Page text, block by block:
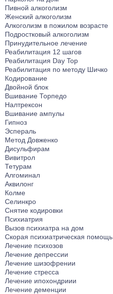
Лечение от
Лечение от Эфедрина
Лечение от Трамадола
Лечение от Метадона
Лечение наркомании
Лечение от Габапентина
Наркологический
Ресоциализация
Кодирование на 1 год
Компьютерное
Лечение мании
Лечение СДВГ
Лечение социопатии
Лечениедетских неврозов
Лечение булимии
Лечение клаустрофобии
Лечение сонливости
Лечение аутизма
Лечение игромании
Лечение паранойи
Лечение ОКР
Лечение созависимости
Лечение апатии
Лечение зависимости от
Лечение клептомании
Лечение послеродовой
Лечение социофобии
Лечение астении
Лечение истерических
Лечение ПРЛ
Пивной алкоголизм
Женский алкоголизм
Алкоголизм в пожилом возрасте
Подростковый алкоголизм
Принудительное лечение
Реабилитация 12 шагов
Реабилитация Day Top
Реабилитация по методу Шичко
Кодирование
Двойной блок
Вшивание Торпедо
Налтрексон
Вшивание ампулы
Гипноз
Эспераль
Метод Довженко
Дисульфирам
Вивитрол
Тетурам
Алгоминал
Аквилонг
Колме
Селинкро
Снятие кодировки
Психиатрия
Вызов психиатра на дом
Скорая психиатрическая помощь
Лечение психозов
Лечение депрессии
Лечение шизофрении
Лечение стресса
Лечение ипохондриии
Лечение деменции